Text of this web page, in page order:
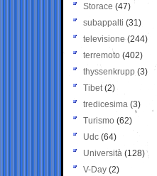
Storace (47)
subappalti (31)
televisione(244)
terremoto (402)
thyssenkrupp (3)
Tibet(2)
tredicesima (3)
Turismo (62)
Udc (64)
Università (128)
V-Day (2)